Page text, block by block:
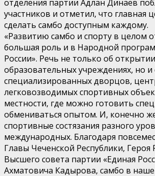
отделения партии Адлан Динаев
участников и отметил, что главная
сделать самбо доступным каждому.
«Развитию самбо и спорту в целом
большая роль и в Народной
России». Речь не только об
образовательных учреждениях, но и
специализированных дворцов,
легковозводимых спортивных
местности, где можно готовить
обмениваться опытом. И, конечно
спортивные состязания разного
международных. Благодаря
Главы Чеченской Республики, Героя
Высшего совета партии «Единая
Ахматовича Кадырова, самбо в